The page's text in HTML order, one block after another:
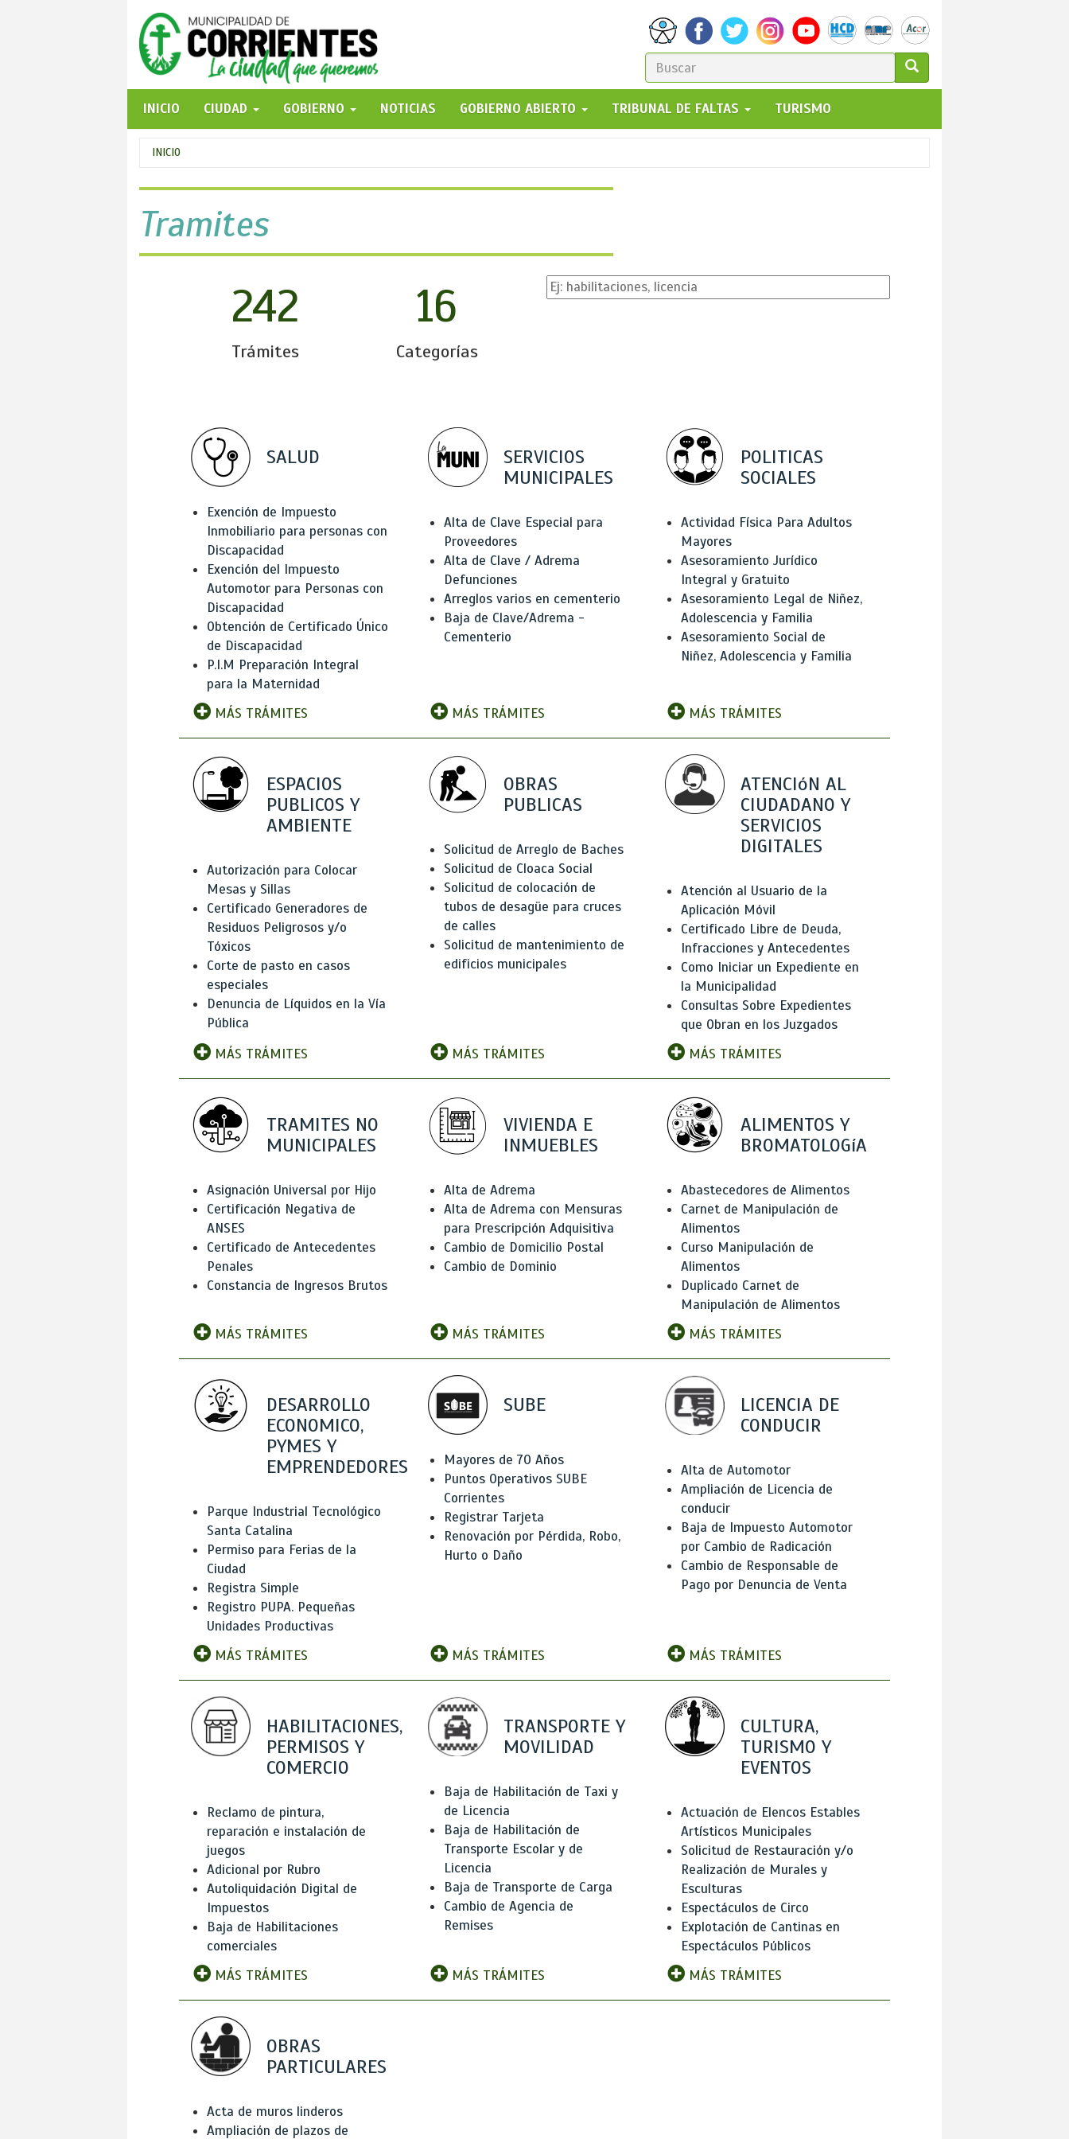
FORMULARIO
DE
BÚSQUEDA
GO!
INICIO
CIUDAD GOBIERNO NOTICIAS GOBIERNO ABIERTO TRIBUNAL DE FALTAS TURISMO
Se
encuentra
usted
aquí
INICIO
Tramites
242
Trámites
16
Categorías
SALUD
Exención de Impuesto
Inmobiliario para personas con
Discapacidad
Exención del Impuesto
Automotor para Personas con
Discapacidad
Obtención de Certificado Único
de Discapacidad
P.I.M Preparación Integral
para la Maternidad
MÁS TRÁMITES
SERVICIOS
MUNICIPALES
Alta de Clave Especial para
Proveedores
Alta de Clave / Adrema
Defunciones
Arreglos varios en cementerio
Baja de Clave/Adrema -
Cementerio
MÁS TRÁMITES
POLITICAS
SOCIALES
Actividad Física Para Adultos
Mayores
Asesoramiento Jurídico
Integral y Gratuito
Asesoramiento Legal de Niñez,
Adolescencia y Familia
Asesoramiento Social de
Niñez, Adolescencia y Familia
MÁS TRÁMITES
ESPACIOS
PUBLICOS Y
AMBIENTE
Autorización para Colocar
Mesas y Sillas
Certificado Generadores de
Residuos Peligrosos y/o
Tóxicos
Corte de pasto en casos
especiales
Denuncia de Líquidos en la Vía
Pública
MÁS TRÁMITES
OBRAS
PUBLICAS
Solicitud de Arreglo de Baches
Solicitud de Cloaca Social
Solicitud de colocación de
tubos de desagüe para cruces
de calles
Solicitud de mantenimiento de
edificios municipales
MÁS TRÁMITES
ATENCIóN AL
CIUDADANO Y
SERVICIOS
DIGITALES
Atención al Usuario de la
Aplicación Móvil
Certificado Libre de Deuda,
Infracciones y Antecedentes
Como Iniciar un Expediente en
la Municipalidad
Consultas Sobre Expedientes
que Obran en los Juzgados
MÁS TRÁMITES
TRAMITES NO
MUNICIPALES
Asignación Universal por Hijo
Certificación Negativa de
ANSES
Certificado de Antecedentes
Penales
Constancia de Ingresos Brutos
MÁS TRÁMITES
VIVIENDA E
INMUEBLES
Alta de Adrema
Alta de Adrema con Mensuras
para Prescripción Adquisitiva
Cambio de Domicilio Postal
Cambio de Dominio
MÁS TRÁMITES
ALIMENTOS Y
BROMATOLOGíA
Abastecedores de Alimentos
Carnet de Manipulación de
Alimentos
Curso Manipulación de
Alimentos
Duplicado Carnet de
Manipulación de Alimentos
MÁS TRÁMITES
DESARROLLO
ECONOMICO,
PYMES Y
EMPRENDEDORES
Parque Industrial Tecnológico
Santa Catalina
Permiso para Ferias de la
Ciudad
Registra Simple
Registro PUPA. Pequeñas
Unidades Productivas
MÁS TRÁMITES
SUBE
Mayores de 70 Años
Puntos Operativos SUBE
Corrientes
Registrar Tarjeta
Renovación por Pérdida, Robo,
Hurto o Daño
MÁS TRÁMITES
LICENCIA DE
CONDUCIR
Alta de Automotor
Ampliación de Licencia de
conducir
Baja de Impuesto Automotor
por Cambio de Radicación
Cambio de Responsable de
Pago por Denuncia de Venta
MÁS TRÁMITES
HABILITACIONES,
PERMISOS Y
COMERCIO
Reclamo de pintura,
reparación e instalación de
juegos
Adicional por Rubro
Autoliquidación Digital de
Impuestos
Baja de Habilitaciones
comerciales
MÁS TRÁMITES
TRANSPORTE Y
MOVILIDAD
Baja de Habilitación de Taxi y
de Licencia
Baja de Habilitación de
Transporte Escolar y de
Licencia
Baja de Transporte de Carga
Cambio de Agencia de
Remises
MÁS TRÁMITES
CULTURA,
TURISMO Y
EVENTOS
Actuación de Elencos Estables
Artísticos Municipales
Solicitud de Restauración y/o
Realización de Murales y
Esculturas
Espectáculos de Circo
Explotación de Cantinas en
Espectáculos Públicos
MÁS TRÁMITES
OBRAS
PARTICULARES
Acta de muros linderos
Ampliación de plazos de